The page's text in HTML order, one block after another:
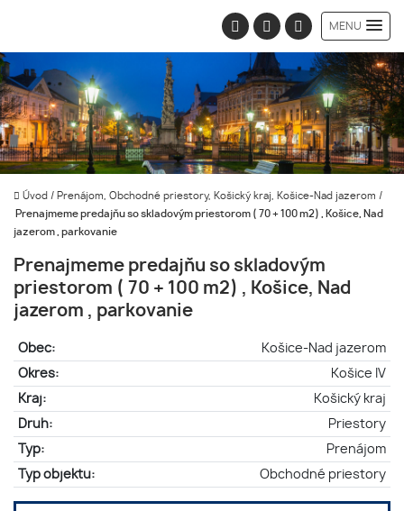
MENU
Úvod / Prenájom, Obchodné priestory, Košický kraj, Košice-Nad jazerom /
Prenajmeme predajňu so skladovým priestorom ( 70 + 100 m2) , Košice, Nad
jazerom , parkovanie
Prenajmeme predajňu so skladovým
priestorom ( 70 + 100 m2) , Košice, Nad
jazerom , parkovanie
Obec:
Košice-Nad jazerom
Okres:
Košice IV
Kraj:
Košický kraj
Druh:
Priestory
Typ:
Prenájom
Typ objektu:
Obchodné priestory